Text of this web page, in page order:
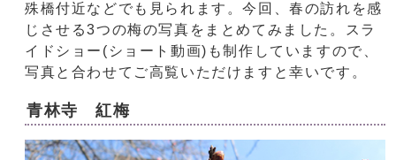
殊橋付近などでも見られます。今回、春の訪れを感
じさせる3つの梅の写真をまとめてみました。スラ
イドショー(ショート動画)も制作していますので、
写真と合わせてご高覧いただけますと幸いです。
青林寺 紅梅